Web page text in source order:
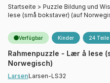
Startseite > Puzzle Bildung und
lese (små bokstaver) (auf
Verfügbar Kinder 24 Teile
Rahmenpuzzle - Lær å lese
Norwegisch)
LarsenLarsen-LS32